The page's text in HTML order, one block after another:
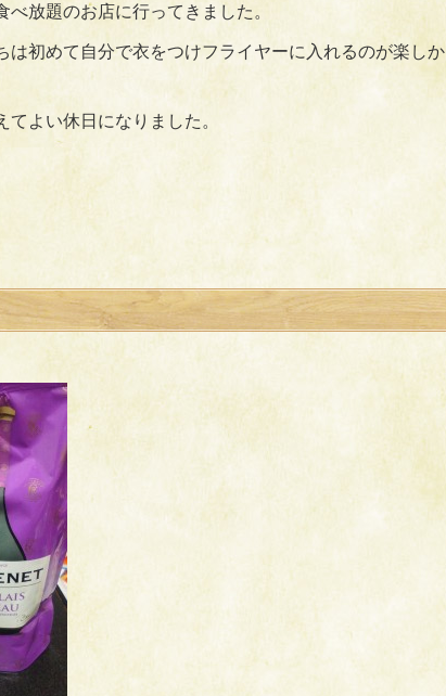
放題のお店に行ってきました。
は初めて自分で衣をつけフライヤーに入れるのが楽しか
よい休日になりました。